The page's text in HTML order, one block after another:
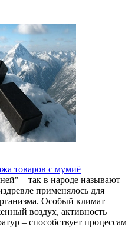
товаров с мумиё
– так в народе называют
применялось для
Особый климат
воздух, активность
– способствует процессам